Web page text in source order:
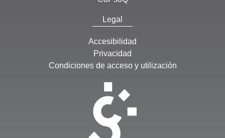
Legal
Accesibilidad
Privacidad
Condiciones de acceso y utilización